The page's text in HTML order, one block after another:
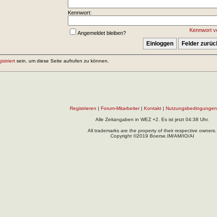
Kennwort:
Kennwort
Angemeldet bleiben?
sein, um diese Seite aufrufen zu können.
Registrieren Forum-Mitarbeiter| Kontakt Nutzungsbedingungen
Alle Zeitangaben in WEZ +2. Es ist jetzt 04:38 Uhr.
All trademarks are the property of their respective owners.
Copyright ©2019 Boerse.IM/AM/IO/AI